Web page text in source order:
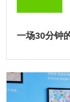
一场30分钟